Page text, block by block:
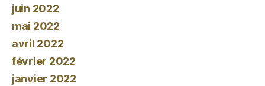
juin 2022
mai 2022
avril 2022
février 2022
janvier 2022